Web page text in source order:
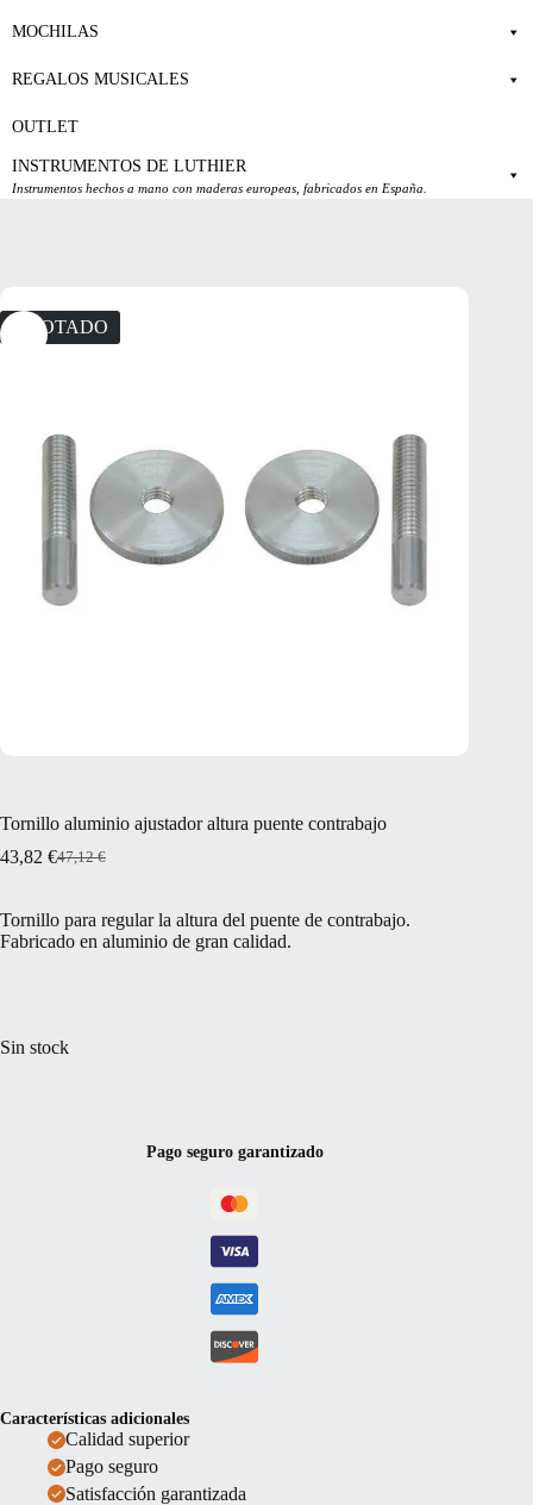
MOCHILAS
REGALOS MUSICALES
OUTLET
INSTRUMENTOS DE LUTHIER
Instrumentos hechos a mano con maderas europeas, fabricados en España.
AGOTADO
Tornillo aluminio ajustador altura puente contrabajo
47,12€
El
era:
47,12 €.
43,82 €El
es:
43,82 €.
Tornillo para regular la altura del puente de contrabajo.
Fabricado en aluminio de gran calidad.
Sin stock
Pago seguro garantizado
Características adicionales
Calidad superior
Pago seguro
Satisfacción garantizada